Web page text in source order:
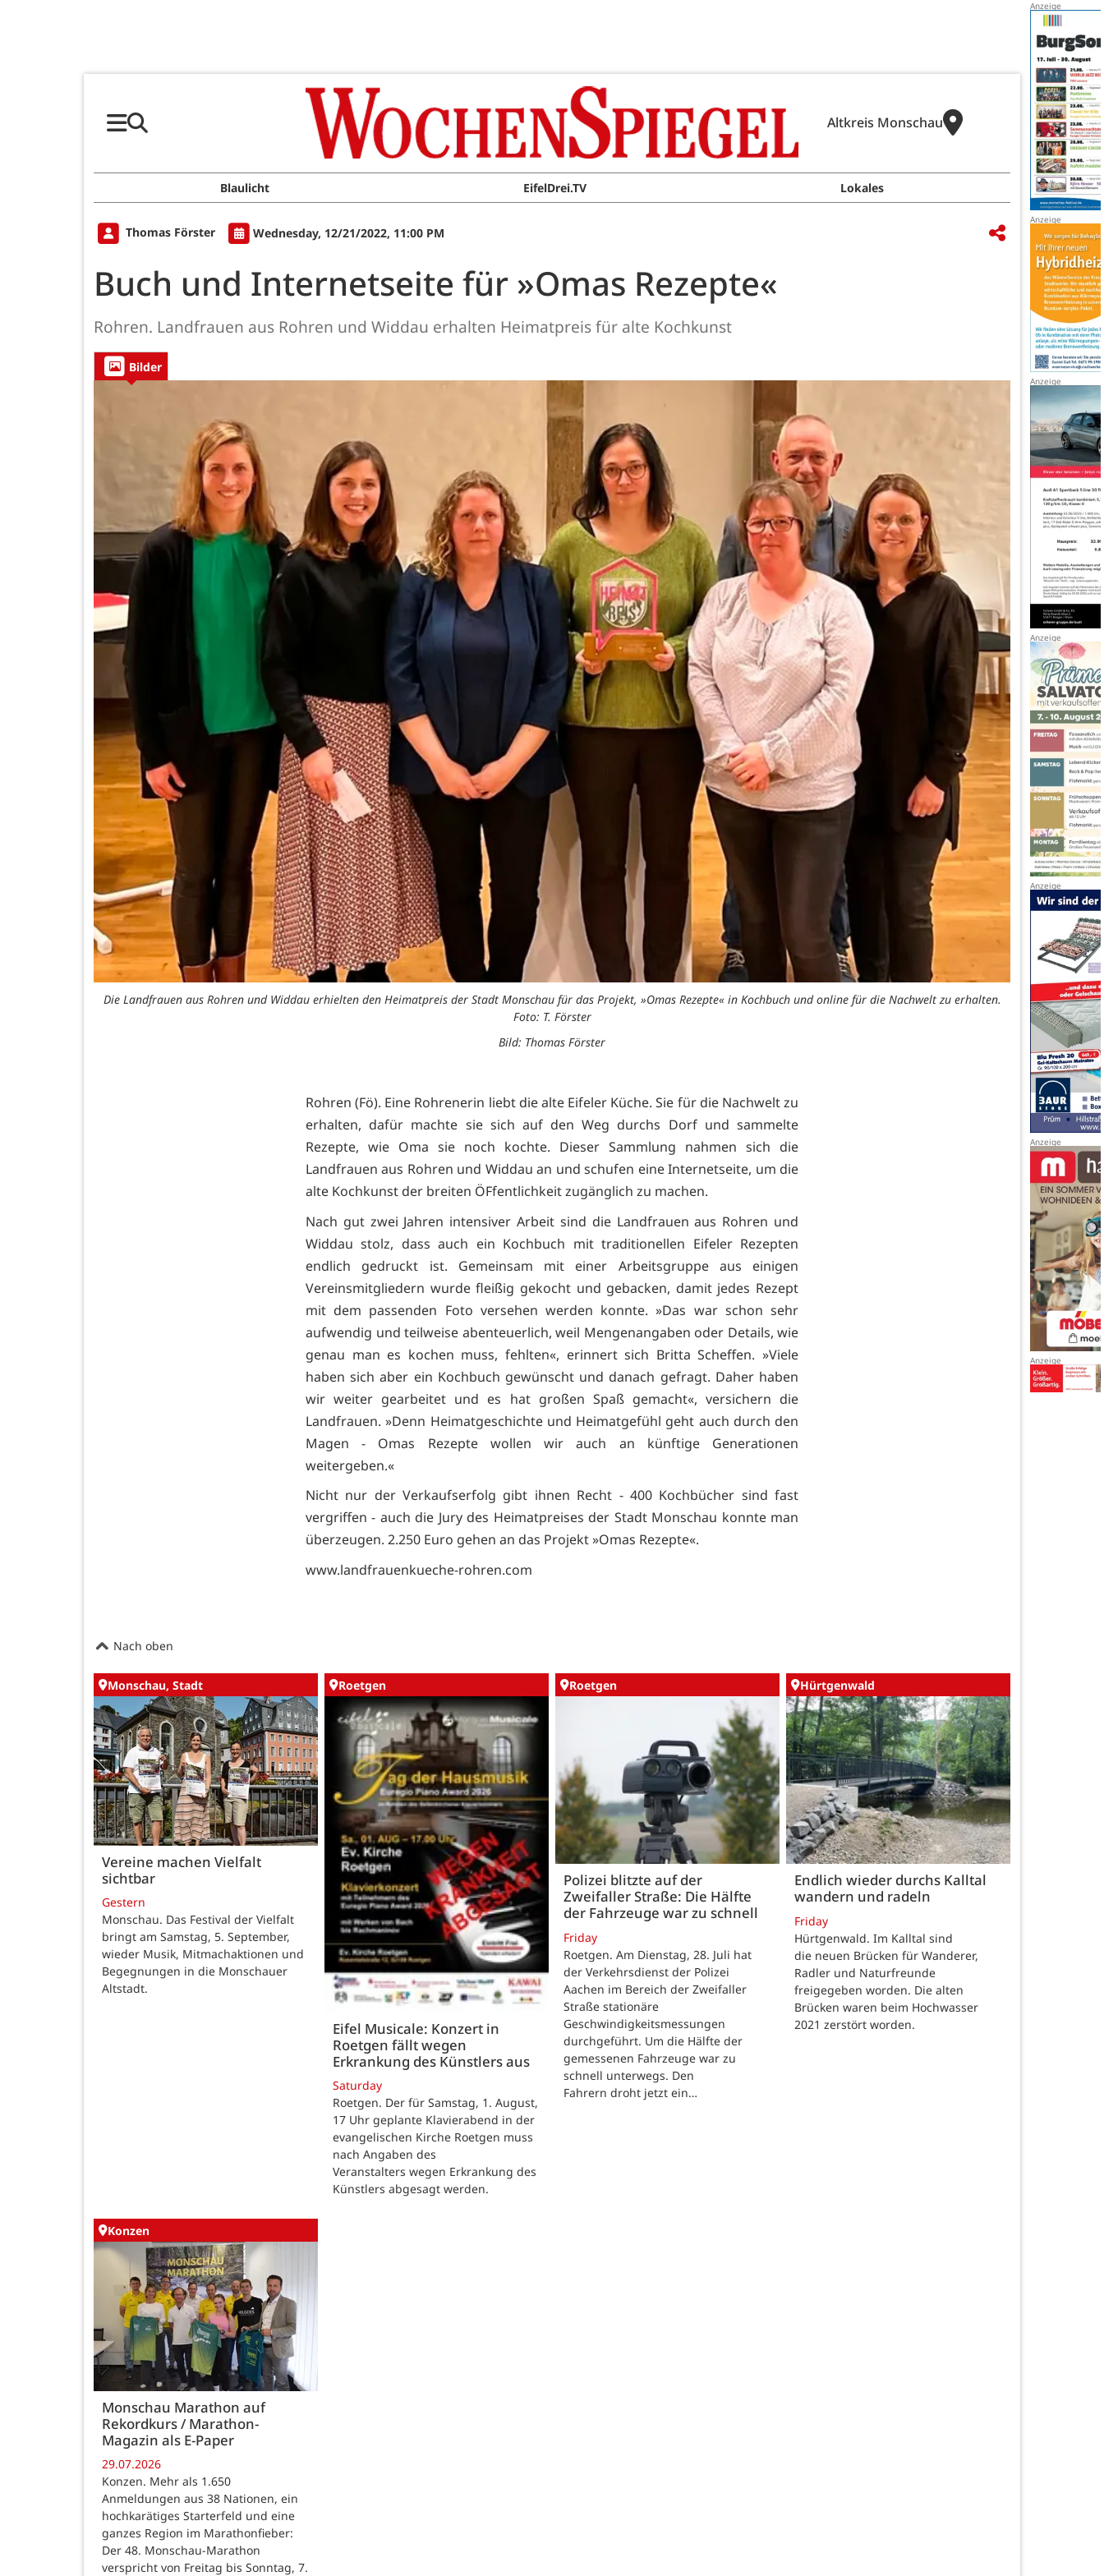
Altkreis Monschau
Blaulicht EifelDrei.TV Lokales
Thomas Förster Wednesday, 12/21/2022, 11:00 PM
Buch und Internetseite für »Omas Rezepte«
Rohren. Landfrauen aus Rohren und Widdau erhalten Heimatpreis für alte Kochkunst
Bilder
Die Landfrauen aus Rohren und Widdau erhielten den Heimatpreis der Stadt Monschau für das Projekt, »Omas Rezepte« in Kochbuch und online für die Nachwelt zu erhalten.
Foto: T. Förster
Bild: Thomas Förster
Rohren (Fö). Eine Rohrenerin liebt die alte Eifeler Küche. Sie für die Nachwelt zu
erhalten, dafür machte sie sich auf den Weg durchs Dorf und sammelte
Rezepte, wie Oma sie noch kochte. Dieser Sammlung nahmen sich die
Landfrauen aus Rohren und Widdau an und schufen eine Internetseite, um die
alte Kochkunst der breiten ÖFfentlichkeit zugänglich zu machen.
Nach gut zwei Jahren intensiver Arbeit sind die Landfrauen aus Rohren und
Widdau stolz, dass auch ein Kochbuch mit traditionellen Eifeler Rezepten
endlich gedruckt ist. Gemeinsam mit einer Arbeitsgruppe aus einigen
Vereinsmitgliedern wurde fleißig gekocht und gebacken, damit jedes Rezept
mit dem passenden Foto versehen werden konnte. »Das war schon sehr
aufwendig und teilweise abenteuerlich, weil Mengenangaben oder Details, wie
genau man es kochen muss, fehlten«, erinnert sich Britta Scheffen. »Viele
haben sich aber ein Kochbuch gewünscht und danach gefragt. Daher haben
wir weiter gearbeitet und es hat großen Spaß gemacht«, versichern die
Landfrauen. »Denn Heimatgeschichte und Heimatgefühl geht auch durch den
Magen - Omas Rezepte wollen wir auch an künftige Generationen
weitergeben.«
Nicht nur der Verkaufserfolg gibt ihnen Recht - 400 Kochbücher sind fast
vergriffen - auch die Jury des Heimatpreises der Stadt Monschau konnte man
überzeugen. 2.250 Euro gehen an das Projekt »Omas Rezepte«.
www.landfrauenkueche-rohren.com
Nach oben
Monschau, Stadt
Vereine machen Vielfalt
sichtbar
Gestern
Monschau. Das Festival der Vielfalt
bringt am Samstag, 5. September,
wieder Musik, Mitmachaktionen und
Begegnungen in die Monschauer
Altstadt.
Roetgen
Eifel Musicale: Konzert in
Roetgen fällt wegen
Erkrankung des Künstlers aus
Saturday
Roetgen. Der für Samstag, 1. August,
17 Uhr geplante Klavierabend in der
evangelischen Kirche Roetgen muss
nach Angaben des
Veranstalters wegen Erkrankung des
Künstlers abgesagt werden.
Roetgen
Polizei blitzte auf der
Zweifaller Straße: Die Hälfte
der Fahrzeuge war zu schnell
Friday
Roetgen. Am Dienstag, 28. Juli hat
der Verkehrsdienst der Polizei
Aachen im Bereich der Zweifaller
Straße stationäre
Geschwindigkeitsmessungen
durchgeführt. Um die Hälfte der
gemessenen Fahrzeuge war zu
schnell unterwegs. Den
Fahrern droht jetzt ein…
Hürtgenwald
Endlich wieder durchs Kalltal
wandern und radeln
Friday
Hürtgenwald. Im Kalltal sind
die neuen Brücken für Wanderer,
Radler und Naturfreunde
freigegeben worden. Die alten
Brücken waren beim Hochwasser
2021 zerstört worden.
Konzen
Monschau Marathon auf
Rekordkurs / Marathon-
Magazin als E-Paper
29.07.2026
Konzen. Mehr als 1.650
Anmeldungen aus 38 Nationen, ein
hochkarätiges Starterfeld und eine
ganzes Region im Marathonfieber:
Der 48. Monschau-Marathon
verspricht von Freitag bis Sonntag, 7.